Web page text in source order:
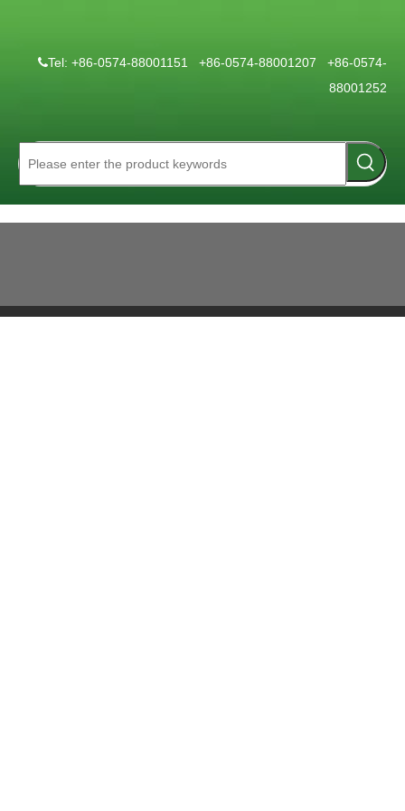
Tel: +86-0574-88001151 +86-0574-88001207 +86-0574-
88001252